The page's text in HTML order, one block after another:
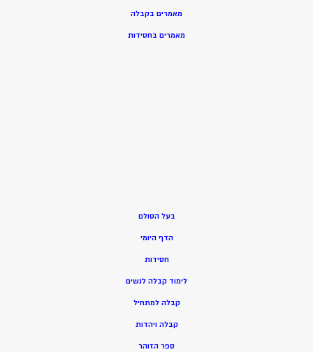
מאמרים בקבלה
מאמרים בחסידות
בעל הסולם
הדף היומי
חסידות
לימוד קבלה לנשים
קבלה למתחיל
קבלה ויהדות
ספר הזוהר